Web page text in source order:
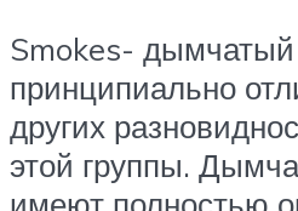
Smokes- дымчатый
принципиально
других
этой группы.